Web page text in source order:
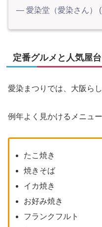
— 愛染堂（愛染さん）
定番グルメと人気屋
愛染まつりでは、大阪ら
例年よく見かけるメニュ
たこ焼き
焼きそば
イカ焼き
お好み焼き
フランクフルト